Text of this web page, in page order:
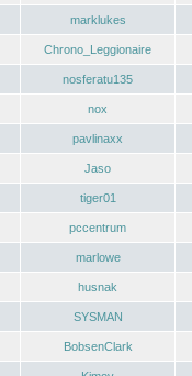
marklukes
Chrono_Leggionaire
nosferatu135
nox
pavlinaxx
Jaso
tiger01
pccentrum
marlowe
husnak
SYSMAN
BobsenClark